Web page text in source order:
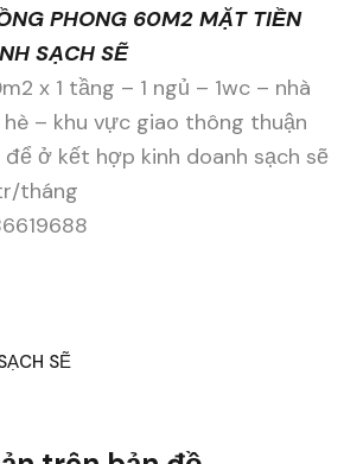
PHONG 60M2 MẶT TIỀN
SẠCH SẼ
x 1 tầng – 1 ngủ – 1wc – nhà
– khu vực giao thông thuận
ở kết hợp kinh doanh sạch sẽ
tháng
SẼ